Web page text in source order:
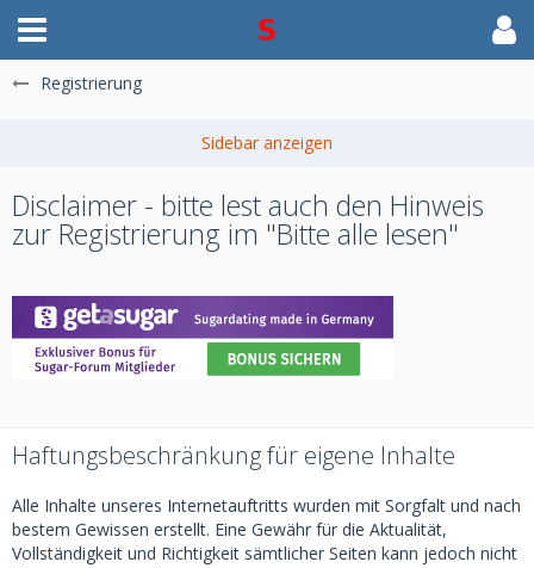
Registrierung
Disclaimer - bitte lest auch den Hinweis
zur Registrierung im "Bitte alle lesen"
Haftungsbeschränkung für eigene Inhalte
Alle Inhalte unseres Internetauftritts wurden mit Sorgfalt und nach
bestem Gewissen erstellt. Eine Gewähr für die Aktualität,
Vollständigkeit und Richtigkeit sämtlicher Seiten kann jedoch nicht